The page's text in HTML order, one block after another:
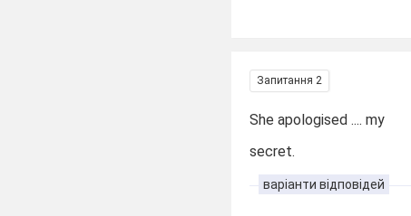
Запитання 2
She apologised .... my
secret.
варіанти відповідей